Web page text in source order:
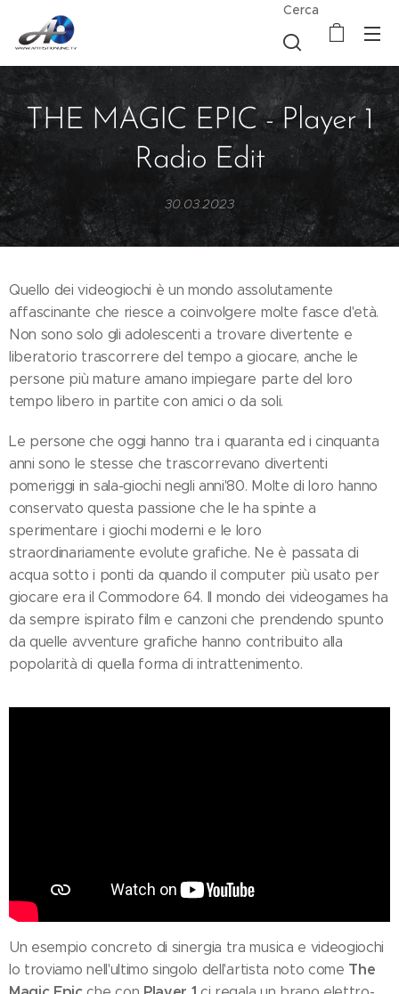
Cerca
THE MAGIC EPIC - Player 1
Radio Edit
30.03.2023
Quello dei videogiochi è un mondo assolutamente
affascinante che riesce a coinvolgere molte fasce d'età.
Non sono solo gli adolescenti a trovare divertente e
liberatorio trascorrere del tempo a giocare, anche le
persone più mature amano impiegare parte del loro
tempo libero in partite con amici o da soli.
Le persone che oggi hanno tra i quaranta ed i cinquanta
anni sono le stesse che trascorrevano divertenti
pomeriggi in sala-giochi negli anni'80. Molte di loro hanno
conservato questa passione che le ha spinte a
sperimentare i giochi moderni e le loro
straordinariamente evolute grafiche. Ne è passata di
acqua sotto i ponti da quando il computer più usato per
giocare era il Commodore 64. Il mondo dei videogames ha
da sempre ispirato film e canzoni che prendendo spunto
da quelle avventure grafiche hanno contribuito alla
popolarità di quella forma di intrattenimento.
Un esempio concreto di sinergia tra musica e videogiochi
lo troviamo nell'ultimo singolo dell'artista noto come The